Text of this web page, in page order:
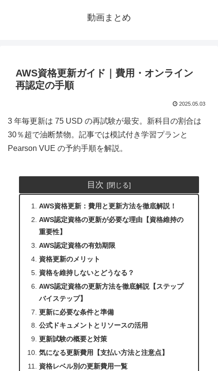
動画まとめ
AWS資格更新ガイド｜費用・オンライン
再認定の手順
2025.05.03
3 年毎更新は 75 USD の再試験が最安。新科目の割合は
30％超で油断禁物。記事では模試付き学習プランと
Pearson VUE の予約手順を解説。
目次
AWS資格更新：費用と更新方法を徹底解説！
AWS認定資格の更新が必要な理由【資格維持の
重要性】
AWS認定資格の有効期限
資格更新のメリット
資格を維持しないとどうなる？
AWS認定資格の更新方法を徹底解説【ステップ
バイステップ】
更新に必要な条件と準備
公式ドキュメントとリソースの活用
更新試験の概要と対策
気になる更新費用【支払い方法と注意点】
資格レベル別の更新費用一覧